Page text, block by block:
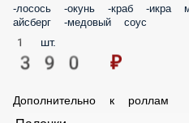
-лосось -окунь -краб -икра масаго
-медовый соус
1 шт.
390 ₽
Дополнительно к роллам